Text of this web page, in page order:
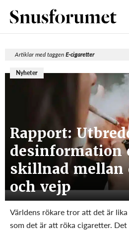
Artiklar med taggenE-cigaretter
Nyheter
Rapport:
desinformation
skillnad mellan
och vejp
Världens rökare tror att det är
som det är att röka cigaretter.